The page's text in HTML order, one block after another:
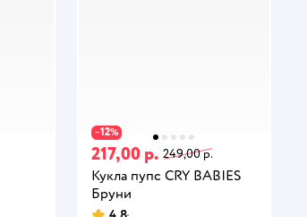
−12%
217,00 р. 249,00 р.
Кукла пупс CRY BABIES
Бруни